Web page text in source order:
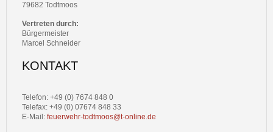
79682 Todtmoos
Vertreten durch:
Bürgermeister
Marcel Schneider
KONTAKT
Telefon: +49 (0) 7674 848 0
Telefax: +49 (0) 07674 848 33
E-Mail: feuerwehr-todtmoos@t-online.de